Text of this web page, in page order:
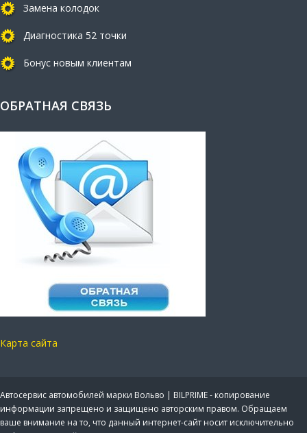
Замена колодок
Диагностика 52 точки
Бонус новым клиентам
ОБРАТНАЯ СВЯЗЬ
Карта сайта
Автосервис автомобилей марки Вольво | BILPRIME - копирование
информации запрещено и защищено авторским правом. Обращаем
ваше внимание на то, что данный интернет-сайт носит исключительно